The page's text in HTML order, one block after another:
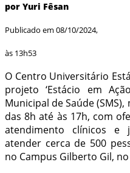
por Yuri Fêsan
Publicado em 08/10/2024,
às 13h53
O Centro Universitário
projeto ‘Estácio em
Municipal de Saúde
das 8h até às 17h, com
atendimento clínicos e
atender cerca de 500
no Campus Gilberto Gil,